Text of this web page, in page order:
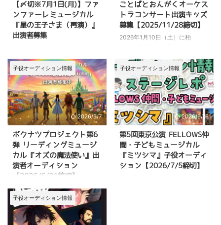
【〆切※7月1日(月)】ファ
ンファーレミュージカル
『星の王子さま（再演）』
出演者募集
（日）にファンファーレミュージ
カル「星の王子さま」の再演が決
定しました。 この作品に出演す
る子役キャストを募集していま
す。 こちらの記事では、 ミュー
ジカル「星の王子さま」のオーデ
ィションについて 募集内容・応
募方法 運営者からのコメント な
どについて詳しくご紹介していま
す。 >>公式サイト 応募はこちら
オーディション概要 2024年8月
21日（水）～25日（日）に、東
京都のアトリエファンファーレ東
ジカル「星の王子さま」が上演さ
れます。 ～ ...
ことばとおんがくオーケス
トラコンサート出演キッズ
募集【2025/11/28締切】
2026年1月10日（土）に柏
がくオーケストラコンサート －
ストリングス－』の上演が決定し
ました。 この作品に出演するキ
ッズキャストを募集しています。
プロのストリングスと一緒に生演
奏でステージに立てる人気プログ
ラムです。 この記事では、 『こ
とばとおんがくオーケストラコン
サート』の概要 出演者オーディ
ション情報 応募の流れ について
詳しくご紹介しています。 ミュ
ージカルや音楽が好きな方、舞台
子役オーディション情報
2026/5/7
ボクナツプロジェクト第6
弾 リーディングミュージ
カル『オズの魔法使い』出
演者オーディション
【2026/6/21締切】
2026年9月19日（土）〜9月23日
（水・祝）にアトリエファンファ
ーレ東新宿にてリーディングミュ
ージカル『オズの魔法使い』の上
子役オーディション情報
2026/6/16
第5回東京公演 FELLOWS仲
間・子どもミュージカル
『ミツシマ』子役オーディ
ション【2026/7/5締切】
子役オーディション情報